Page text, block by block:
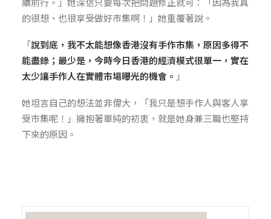
的很想、也很享受做好市集啊！」她重覆著說。
「說到底，我不太能想像香港沒有手作市集，原因多得不
能盡錄；最少是，今時今日香港的經濟模式很單一，實在
太少讓手作人在實體市場曝光的機會。 」
她坦言自己的想法並非偉大，「我只是想手作人與客人享
受市集呢！」擁抱著單純的初衷，就是她身兼三職也堅持
下來的原因。